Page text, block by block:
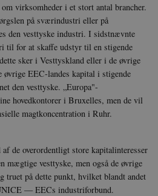
virksomheder i et stort antal brancher.
på sværindustri eller på
den vesttyske industri. I sidstnævnte
for at skaffe udstyr til en stigende
sker i Vesttyskland eller i de øvrige
EEC-landes kapital i stigende
den vesttyske. „Europa"-
hovedkontorer i Bruxelles, men de vil
magtkoncentration i Ruhr.
de overordentligt store kapitalinteresser
mægtige vesttyske, men også de øvrige
truet på dette punkt, hvilket blandt andet
— EECs industriforbund.